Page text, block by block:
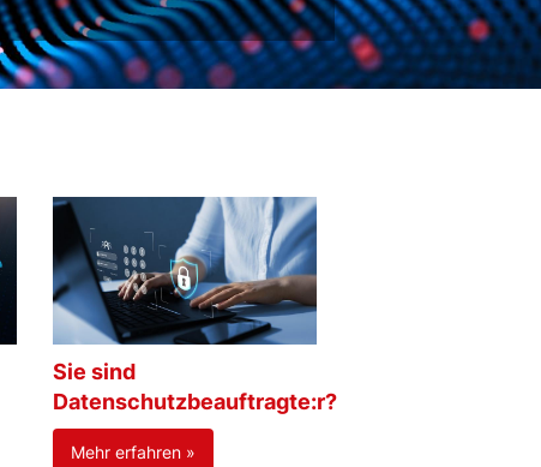
Sie sind
Datenschutzbeauftragte:r?
Mehr erfahren »